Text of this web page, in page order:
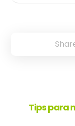
Tips para